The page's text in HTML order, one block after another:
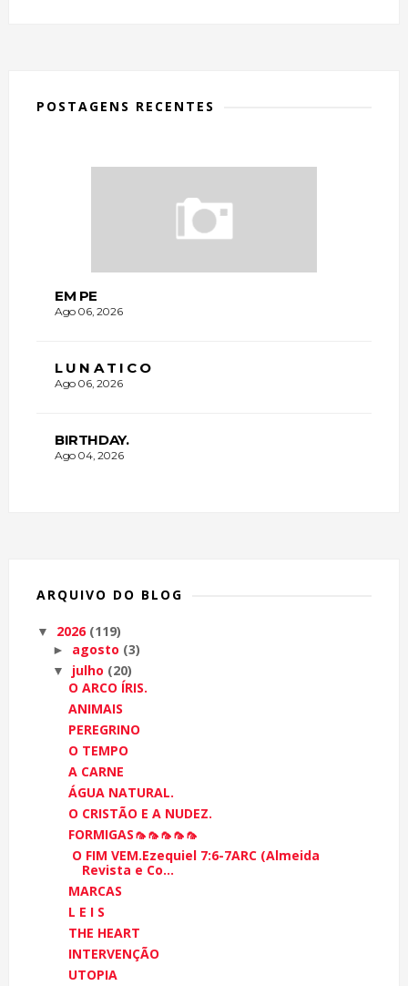
POSTAGENS RECENTES
EM PE
Ago 06, 2026
L U N A T I C O
Ago 06, 2026
BIRTHDAY.
Ago 04, 2026
ARQUIVO DO BLOG
▼ 2026 (119)
► agosto (3)
▼ julho (20)
O ARCO ÍRIS.
ANIMAIS
PEREGRINO
O TEMPO
A CARNE
ÁGUA NATURAL.
O CRISTÃO E A NUDEZ.
FORMIGAS🦟🦟🦟🦟🦟
O FIM VEM.Ezequiel 7:6-7ARC (Almeida
Revista e Co...
MARCAS
L E I S
THE HEART
INTERVENÇÃO
UTOPIA